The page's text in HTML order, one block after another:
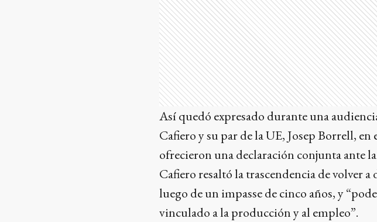
Así quedó expresado durante una
Cafiero y su par de la UE, Josep Borrell,
ofrecieron una declaración conjunta ante
Cafiero resaltó la trascendencia de volver
luego de un impasse de cinco años, y
vinculado a la producción y al empleo”.